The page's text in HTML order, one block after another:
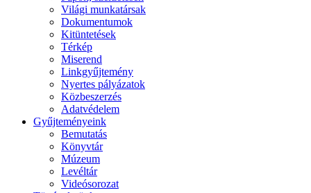
Világi munkatársak
Dokumentumok
Kitüntetések
Térkép
Miserend
Linkgyűjtemény
Nyertes pályázatok
Közbeszerzés
Adatvédelem
Gyűjteményeink
Bemutatás
Könyvtár
Múzeum
Levéltár
Videósorozat